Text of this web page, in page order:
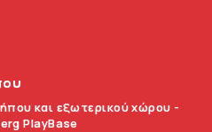
και εξωτερικού χώρου -
PlayBase